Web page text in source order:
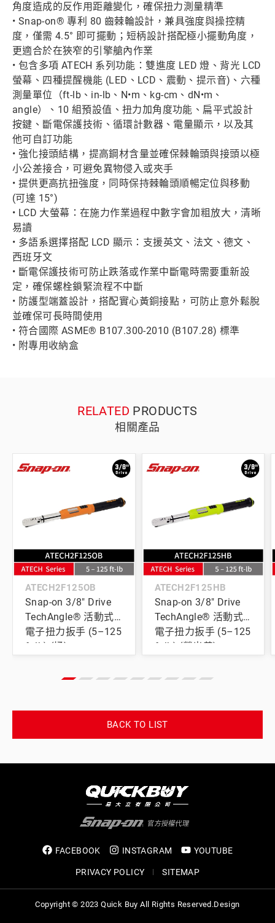
角度造成的反作用距離變化，確保扭力測量精準
• Snap-on® 專利 80 齒棘輪設計，兼具強度與操控精
度，僅需 4.5° 即可擺動；短柄設計搭配極小擺動角度，
更適合於在狹窄的引擎艙內作業
• 包含多項 ATECH 系列功能：雙進度 LED 燈、背光 LCD
螢幕、四種提醒機能 (LED、LCD、震動、提示音)、六種
測量單位（ft-lb、in-lb、N•m、kg-cm、dN•m、
angle）、10 組預設值、扭力加角度功能、扁平式設計
按鍵、斷電保護技術、循環計數器、電量顯示，以及其
他可自訂功能
• 強化接頭結構，提高鋼材含量並確保棘輪頭與接頭以極
小公差接合，可避免異物侵入或夾手
• 提供更高抗扭強度，同時保持棘輪頭順暢定位與移動
(可達 15°)
• LCD 大螢幕：在施力作業過程中數字會加粗放大，清晰
易讀
• 多語系選擇搭配 LCD 顯示：支援英文、法文、德文、
西班牙文
• 斷電保護技術可防止跌落或作業中斷電時需要重新設
定，確保螺栓鎖緊流程不中斷
• 防護型端蓋設計，搭配實心黃銅接點，可防止意外鬆脫
並確保可長時間使用
• 符合國際 ASME® B107.300-2010 (B107.28) 標準
• 附專用收納盒
RELATED PRODUCTS
相關產品
ATECH2F125OB
Snap-on 3/8" Drive
TechAngle® 活動式
電子扭力扳手 (5–125
ft-lb) (橘)
ATECH2F125HB
Snap-on 3/8" Drive
TechAngle® 活動式
電子扭力扳手 (5–125
ft-lb) (螢光黃)
BACK TO LIST
FACEBOOK INSTAGRAM YOUTUBE
PRIVACY POLICY SITEMAP
Copyright © 2023 Quick Buy All Rights Reserved.Design